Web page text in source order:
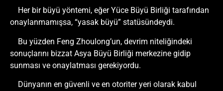
Her bir büyü yöntemi, eğer Yüce Büyü Birliği tarafından
onaylanmamışsa, “yasak büyü” statüsündeydi.
Bu yüzden Feng Zhoulong’un, devrim niteliğindeki
sonuçlarını bizzat Asya Büyü Birliği merkezine gidip
sunması ve onaylatması gerekiyordu.
Dünyanın en güvenli ve en otoriter yeri olarak kabul